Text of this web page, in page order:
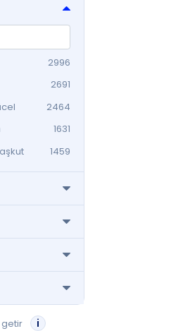
244
216
2996
2691
2464
1631
1459
1087
i